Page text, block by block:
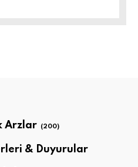
Arzlar (200)
& Duyurular